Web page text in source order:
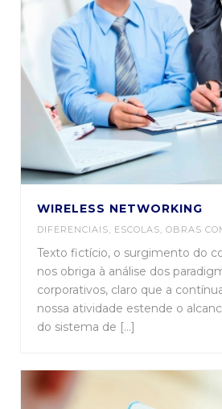
WIRELESS NETWORKING
DIFERENCIAIS, ESCOLAS, OBRAS
Texto fictício, o surgimento do
nos obriga à análise dos
corporativos, claro que a
nossa atividade estende o
do sistema de [...]